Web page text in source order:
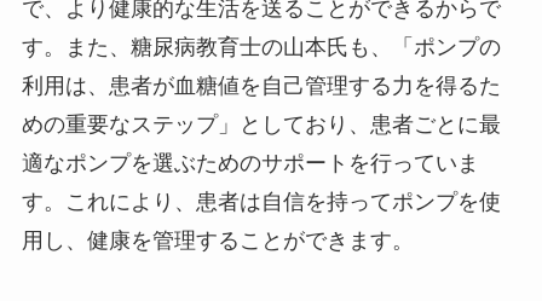
で、より健康的な生活を送ることができるからで
す。また、糖尿病教育士の山本氏も、「ポンプの
利用は、患者が血糖値を自己管理する力を得るた
めの重要なステップ」としており、患者ごとに最
適なポンプを選ぶためのサポートを行っていま
す。これにより、患者は自信を持ってポンプを使
用し、健康を管理することができます。